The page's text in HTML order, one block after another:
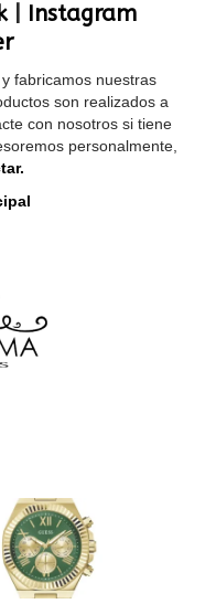
| Instagram
fabricamos nuestras
son realizados a
con nosotros si tiene
personalmente,